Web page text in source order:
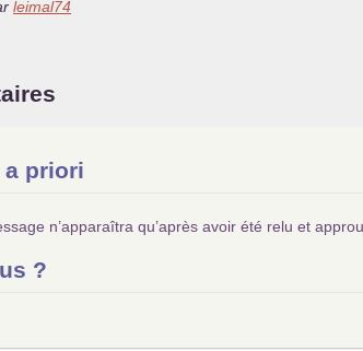
leimal74
a priori
n’apparaîtra qu’après avoir été relu et
?